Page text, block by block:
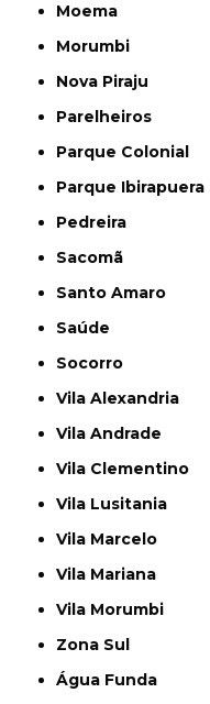
Moema
Morumbi
Nova Piraju
Parelheiros
Parque Colonial
Parque Ibirapuera
Pedreira
Sacomã
Santo Amaro
Saúde
Socorro
Vila Alexandria
Vila Andrade
Vila Clementino
Vila Lusitania
Vila Marcelo
Vila Mariana
Vila Morumbi
Zona Sul
Água Funda